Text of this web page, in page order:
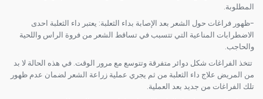
المطلوبة.
-ظهور فراغات حول الشعر بعد الإصابة بداء الثعلبة: يعتبر داء الثعلبة احدى
الاضطرابات المناعية التي تتسبب في تساقط الشعر من فروة الراس واللحية
والحاجب.
تتخذ الفراغات شكل دوائر متفرقة وتتوسع مع مرور الوقت. في هذه الحالة لا بد
من المريض علاج داء الثعلبة من ثم يجري عملية زراعة الشعر لضمان عدم ظهور
تلك الفراغات من جديد بعد العملية.